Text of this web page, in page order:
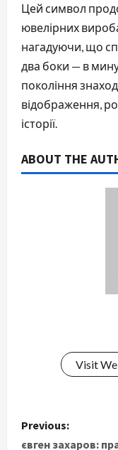
Цей символ
ювелірних
нагадуючи, що
два боки — в
покоління
відображення,
історії.
ABOUT THE
Visit
P
Previous:
євген захаров: